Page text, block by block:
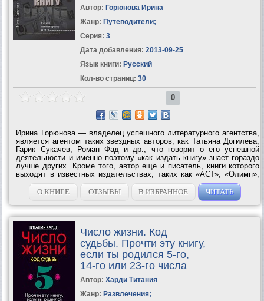
Автор: Горюнова Ирина
Жанр: Путеводители;
Серия: 3
Дата добавления: 2013-09-25
Язык книги: Русский
Кол-во страниц: 30
0
Ирина Горюнова — владелец успешного литературного агентства,
является агентом таких звездных авторов, как Татьяна Догилева,
Гарик Сукачев, Роман Фад и др., что говорит о его успешной
деятельности и именно поэтому «как издать книгу» знает гораздо
лучше других. Кроме того, автор еще и писатель, книги которого
выходят в известных издательствах, таких как «АСТ», «Олимп»,
«ЭКСМО», «Время». В книге дана исчерпывающая информация по
самым...О КНИГЕ ОТЗЫВЫ В ИЗБРАННОЕ ЧИТАТЬ
Число жизни. Код
судьбы. Прочти эту книгу,
если ты родился 5-го,
14-го или 23-го числа
Автор: Харди Титания
Жанр: Развлечения;